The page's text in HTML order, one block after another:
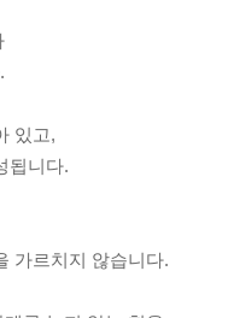
있고,
됩니다.
가르치지 않습니다.